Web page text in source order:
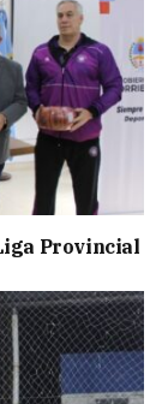
Provincial